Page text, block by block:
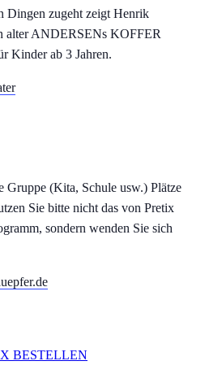
Dingen zugeht zeigt Henrik
alter ANDERSENs KOFFER
Kinder ab 3 Jahren.
Gruppe (Kita, Schule usw.) Plätze
Sie bitte nicht das von Pretix
sondern wenden Sie sich
BESTELLEN